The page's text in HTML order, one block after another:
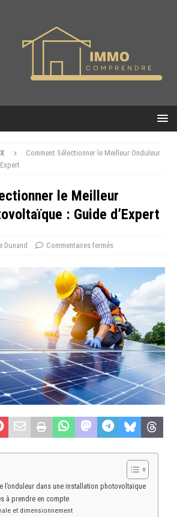
Comment Sélectionner le Meilleur Onduleur
le Meilleur
: Guide d’Expert
Dunand Commentaires fermés
l’onduleur dans une installation photovoltaïque
à prendre en compte
et dimensionnement